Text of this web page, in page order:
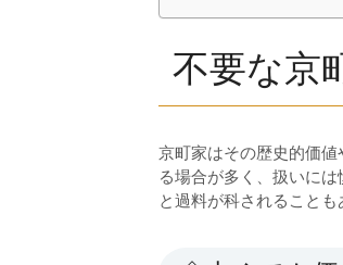
不要な京
京町家はその歴史的価
る場合が多く、扱いに
と過料が科されることも